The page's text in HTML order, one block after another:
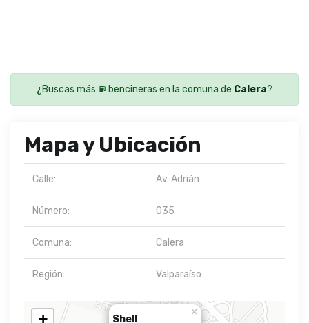
¿Buscas más ⛽ bencineras en la comuna de Calera?
Mapa y Ubicación
Calle: Av. Adrián
Número: 035
Comuna: Calera
Región: Valparaíso
Shell
×
+